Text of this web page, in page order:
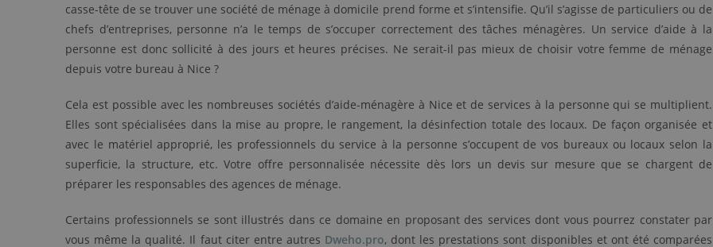
casse-tête de se trouver une société de ménage à domicile prend forme et s’intensifie. Qu’il s’agisse de particuliers ou de
chefs d’entreprises, personne n’a le temps de s’occuper correctement des tâches ménagères. Un service d’aide à la
personne est donc sollicité à des jours et heures précises. Ne serait-il pas mieux de choisir votre femme de ménage
depuis votre bureau à Nice ?
Cela est possible avec les nombreuses sociétés d’aide-ménagère à Nice et de services à la personne qui se multiplient.
Elles sont spécialisées dans la mise au propre, le rangement, la désinfection totale des locaux. De façon organisée et
avec le matériel approprié, les professionnels du service à la personne s’occupent de vos bureaux ou locaux selon la
superficie, la structure, etc. Votre offre personnalisée nécessite dès lors un devis sur mesure que se chargent de
préparer les responsables des agences de ménage.
Certains professionnels se sont illustrés dans ce domaine en proposant des services dont vous pourrez constater par
vous même la qualité. Il faut citer entre autres Dweho.pro, dont les prestations sont disponibles et ont été comparées